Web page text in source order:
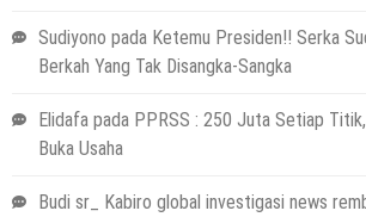
Sudiyono pada Ketemu Presiden!! Serka
Berkah Yang Tak Disangka-Sangka
Elidafa pada PPRSS : 250 Juta Setiap
Buka Usaha
Budi sr_ Kabiro global investigasi news